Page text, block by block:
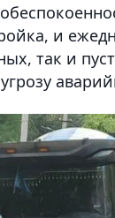
и
так и